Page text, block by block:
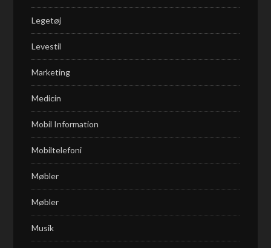
Legetøj
Levestil
Marketing
Medicin
Mobil Information
Mobiltelefoni
Møbler
Møbler
Musik